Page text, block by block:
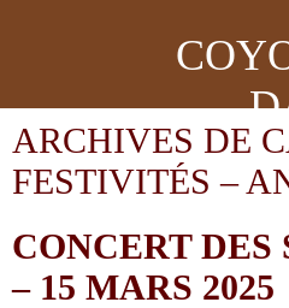
ARCHIVES DE
FESTIVITÉS –
CONCERT DES
– 15 MARS 2025